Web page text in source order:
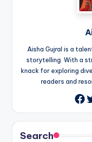
Aisha Gujral is a
storytelling. With a
knack for exploring
readers and
Search